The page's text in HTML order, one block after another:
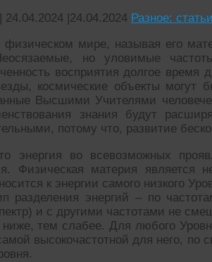
| 24.04.2024 |24.04.2024 Разное:
физическом мире, называя его
но уловимые
восприятия долгое
космические объекты
Высшими Учителями
знания будут
потому что, развитие
энергия во всевозможных
Физическая материя является
к энергии самого низкого
разделения энергий – по
и с другими частотами не
тем слабее. Для любого
высокочастотной для него, по